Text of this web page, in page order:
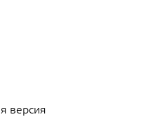
версия